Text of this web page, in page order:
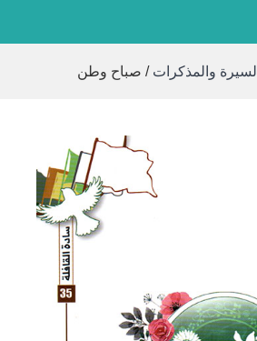
السيرة والمذكرات / صباح وطن